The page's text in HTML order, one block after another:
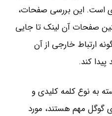
است. این بررسی صفحات،
صفحات آن لینک تا جایی
ارتباط خارجی از آن
کند.
به نوع کلمه کلیدی و
گوگل مهم هستند، مورد